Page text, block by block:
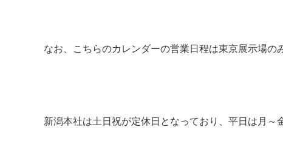
なお、こちらのカレンダーの営業日程は東京展示場の
新潟本社は土日祝が定休日となっており、平日は月～